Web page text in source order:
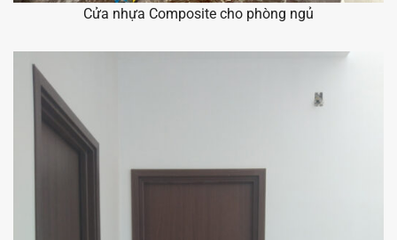
Cửa nhựa Composite cho phòng ngủ